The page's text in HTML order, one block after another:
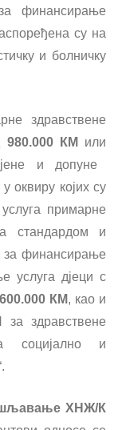
финансирање
су на
и болничку
здравствене
980.000 КМ или
и допуне
оквиру којих су
примарне
стандардом и
за финансирање
услуга дјеци с
600.000 КМ, као и
за здравствене
социјално и
ХНЖ/К